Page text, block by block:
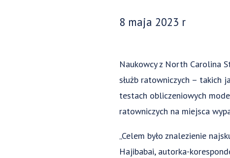
Data opublikowania:
8 maja 2023 r
Naukowcy z North Carolina
służb ratowniczych – takich
testach obliczeniowych
ratowniczych na miejsca
„Celem było znalezienie
Hajibabai, autorka-